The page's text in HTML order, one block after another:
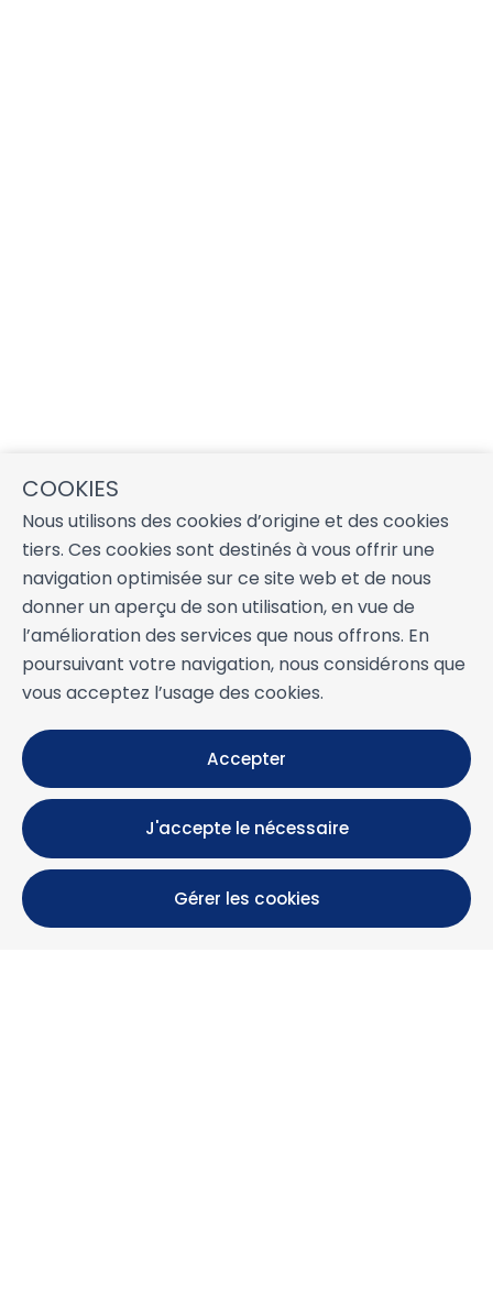
COOKIES
Nous utilisons des cookies d’origine et des cookies
tiers. Ces cookies sont destinés à vous offrir une
navigation optimisée sur ce site web et de nous
donner un aperçu de son utilisation, en vue de
l’amélioration des services que nous offrons. En
poursuivant votre navigation, nous considérons que
vous acceptez l’usage des cookies.
Accepter
J'accepte le nécessaire
Gérer les cookies